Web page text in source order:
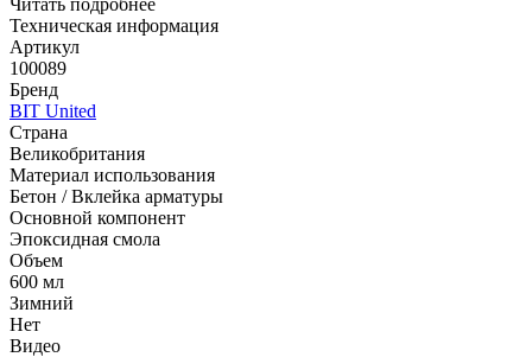
Техническая информация
Артикул
100089
Бренд
BIT United
Страна
Великобритания
Материал использования
Бетон / Вклейка арматуры
Основной компонент
Эпоксидная смола
Объем
600 мл
Зимний
Нет
Видео